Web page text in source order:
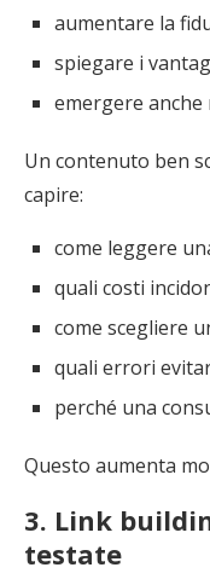
aumentare la
spiegare i
emergere anche
Un contenuto ben
capire:
come leggere
quali costi
come scegliere
quali errori
perché una
Questo aumenta
3. Link
testate